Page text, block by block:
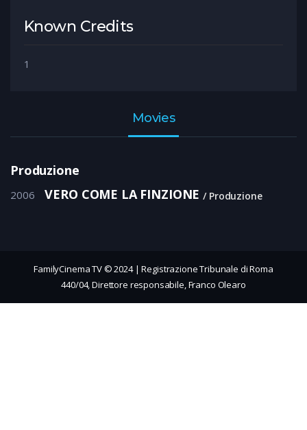
Known Credits
1
Movies
Produzione
2006 VERO COME LA FINZIONE Produzione
FamilyCinema TV © 2024 | Registrazione Tribunale di Roma
440/04, Direttore responsabile, Franco Olearo